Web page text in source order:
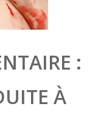
:
À